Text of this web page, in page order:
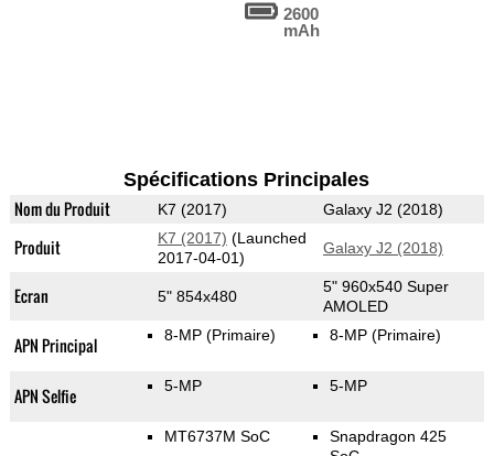
2600
mAh
Spécifications Principales
Nom du Produit K7 (2017) Galaxy J2 (2018)
Produit K7 (2017) (Launched
2017-04-01)
Galaxy J2 (2018)
Ecran 5" 854x480
5" 960x540 Super
AMOLED
APN Principal 8-MP (Primaire) 8-MP (Primaire)
APN Selfie 5-MP 5-MP
MT6737M SoC
Snapdragon 425